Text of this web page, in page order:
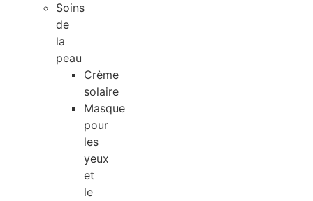
Soins
de
la
peau
Crème
solaire
Masque
pour
les
yeux
et
le